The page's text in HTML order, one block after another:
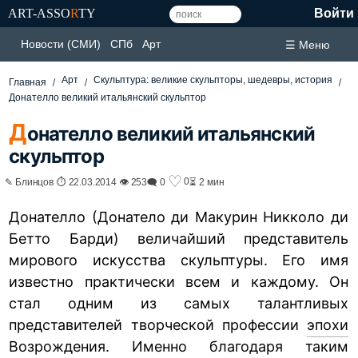
ART-ASSORTY Войти
Новости (СМИ) СПб Арт ☰ Меню
Главная Арт
Скульптура: великие скульпторы, шедевры, история
Донателло великий итальянский скульптор
Донателло великий итальянский
скульптор
✎ Блинцов ⏱ 22.03.2014 👁 253🗨 0 ♡ 0⏳ 2 мин
Донателло (Донатело ди Макурин Никколо ди
Бетто Барди) величайший представитель
мирового искусства скульптуры. Его имя
известно практически всем и каждому. Он
стал одним из самых талантливых
представителей творческой профессии эпохи
Возрождения. Именно благодаря таким